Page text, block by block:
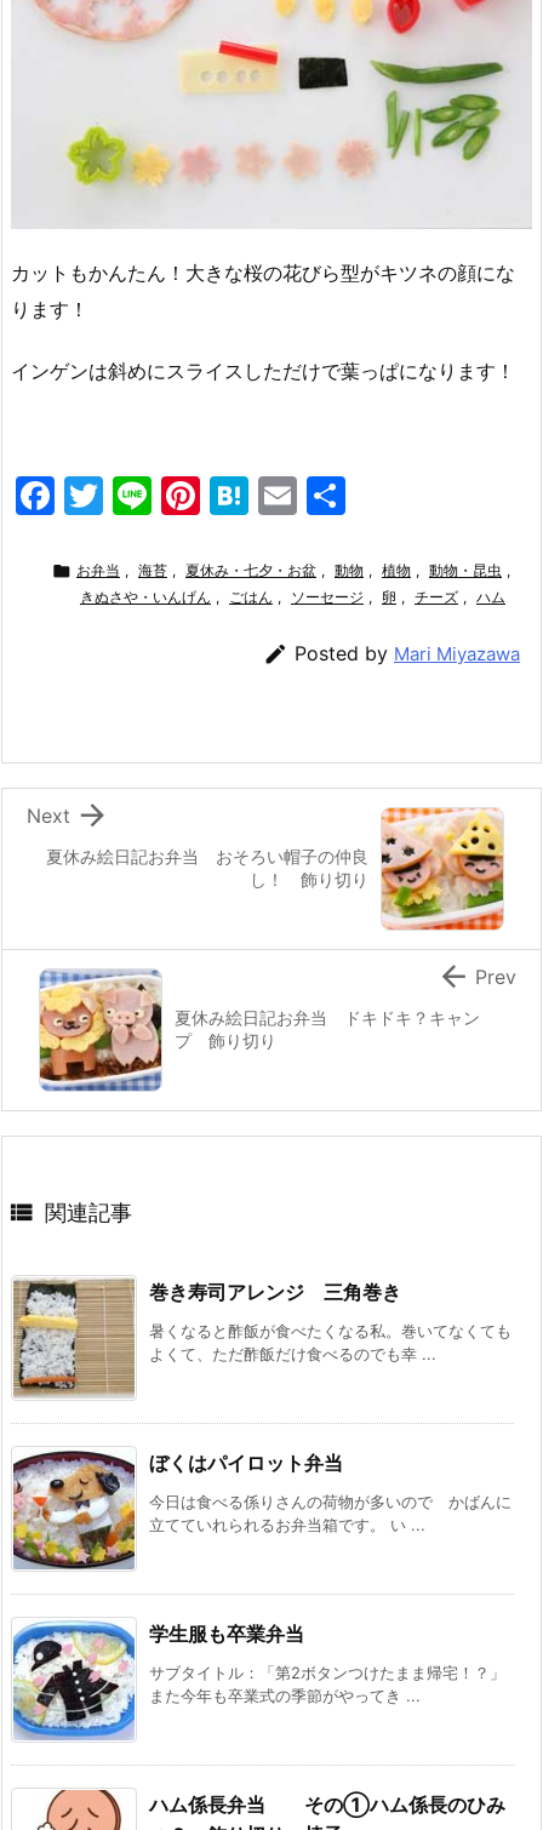
カットもかんたん！大きな桜の花びら型がキツネの顔にな
ります！
インゲンは斜めにスライスしただけで葉っぱになります！
F
c
k
T
itt
er
Li
e
Pi
er
e
H
e
n
a
E
ai
l
 お弁当 , 海苔 , 夏休み・七夕・お盆 , 動物 , 植物 , 動物・昆虫 ,
きぬさや・いんげん , ごはん , ソーセージ , 卵 , チーズ , ハム
 Posted by Mari Miyazawa
夏休み絵日記お弁当 おそろい帽子の仲良
し！ 飾り切り

Next
夏休み絵日記お弁当 ドキドキ？キャン
プ 飾り切り
 Prev
 関連記事
巻き寿司アレンジ 三角巻き
暑くなると酢飯が食べたくなる私。巻いてなくても
よくて、ただ酢飯だけ食べるのでも幸 ...
ぼくはパイロット弁当
今日は食べる係りさんの荷物が多いので かばんに
立てていれられるお弁当箱です。 い ...
学生服も卒業弁当
サブタイトル：「第2ボタンつけたまま帰宅！？」
また今年も卒業式の季節がやってき ...
ハム係長弁当 その①ハム係長のひみ